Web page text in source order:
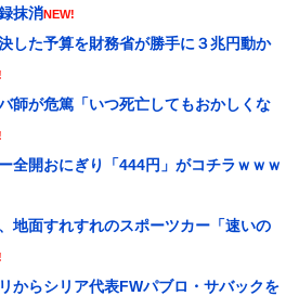
抹消NEW!
した予算を財務省が勝手に３兆円動か
師が危篤「いつ死亡してもおかしくな
全開おにぎり「444円」がコチラｗｗｗ
地面すれすれのスポーツカー「速いの
からシリア代表FWパブロ・サバックを